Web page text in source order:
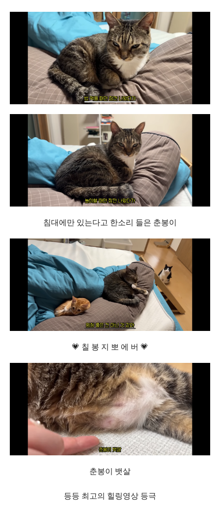
침대에만 있는다고 한소리 들은 춘봉이
💗 칠 봉 지 뽀 에 버 💗
춘봉이 뱃살
등등 최고의 힐링영상 등극